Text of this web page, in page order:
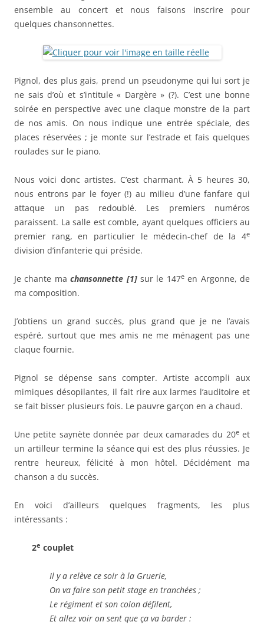
ensemble au concert et nous faisons inscrire pour
quelques chansonnettes.
Pignol, des plus gais, prend un pseudonyme qui lui sort je
ne sais d’où et s’intitule « Dargère » (?). C’est une bonne
soirée en perspective avec une claque monstre de la part
de nos amis. On nous indique une entrée spéciale, des
places réservées ; je monte sur l’estrade et fais quelques
roulades sur le piano.
Nous voici donc artistes. C’est charmant. À 5 heures 30,
nous entrons par le foyer (!) au milieu d’une fanfare qui
attaque un pas redoublé. Les premiers numéros
paraissent. La salle est comble, ayant quelques officiers au
premier rang, en particulier le médecin-chef de la 4e
division d’infanterie qui préside.
Je chante machansonnette [1] sur le 147een Argonne, de
ma composition.
J’obtiens un grand succès, plus grand que je ne l’avais
espéré, surtout que mes amis ne me ménagent pas une
claque fournie.
Pignol se dépense sans compter. Artiste accompli aux
mimiques désopilantes, il fait rire aux larmes l’auditoire et
se fait bisser plusieurs fois. Le pauvre garçon en a chaud.
Une petite saynète donnée par deux camarades du 20eet
un artilleur termine la séance qui est des plus réussies. Je
rentre heureux, félicité à mon hôtel. Décidément ma
chanson a du succès.
En voici d’ailleurs quelques fragments, les plus
intéressants :
2e couplet
Il y a relève ce soir à la Gruerie,
On va faire son petit stage en tranchées ;
Le régiment et son colon défilent,
Et allez voir on sent que ça va barder :